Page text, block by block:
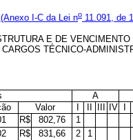
(Anexo I-C da Lei no 11.091, de
E DE
CARGOS TÉCNICO-
A
Valor IV
R$ 802,76
1
R$ 831,66 2
1